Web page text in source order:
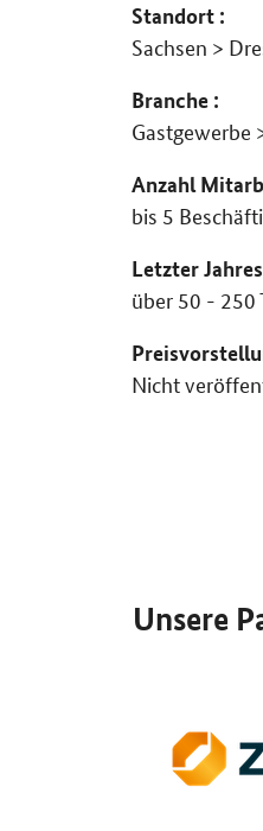
Standort :
Sachsen >
Branche :
Gastgewerbe
Anzahl
bis 5
Letzter
über 50 - 250
Nicht
Unsere